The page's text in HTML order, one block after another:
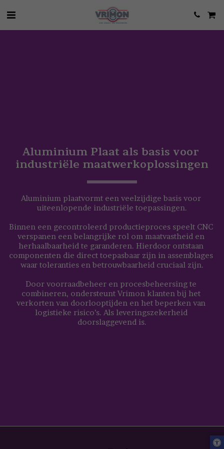
Aluminium Plaat als basis voor
industriële maatwerkoplossingen
Aluminium plaatvormt een veelzijdige basis voor
uiteenlopende industriële toepassingen.
Binnen een gecontroleerd productieproces speelt CNC
verspanen een belangrijke rol om maatvastheid en
herhaalbaarheid te garanderen. Hierdoor ontstaan
componenten die direct toepasbaar zijn in assemblages
waar toleranties en betrouwbaarheid cruciaal zijn.
Door voorraadbeheer en procesbeheersing te
combineren, ondersteunt Vrimon klanten bij het
verkorten van doorlooptijden en het beperken van
logistieke risico’s. Als leveringszekerheid
doorslaggevend is.